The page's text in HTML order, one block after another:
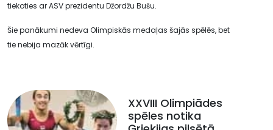
tiekoties ar ASV prezidentu Džordžu Bušu.
Šie panākumi nedeva Olimpiskās medaļas šajās spēlēs, bet
tie nebija mazāk vērtīgi.
XXVIII Olimpiādes
spēles notika